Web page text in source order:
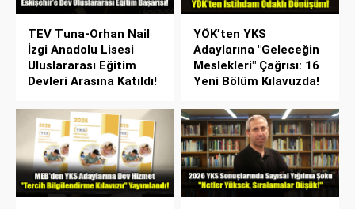
TEV Tuna-Orhan Nail
İzgi Anadolu Lisesi
Uluslararası Eğitim
Devleri Arasına Katıldı!
YÖK’ten YKS
Adaylarına "Geleceğin
Meslekleri" Çağrısı: 16
Yeni Bölüm Kılavuzda!